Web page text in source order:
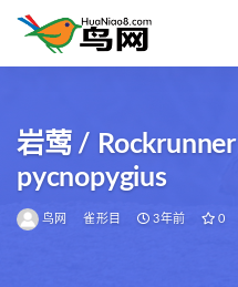
岩莺 /
pycnopygius
鸟网 雀形目 3年前 0